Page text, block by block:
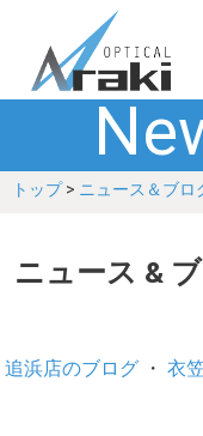
選ばれる理由
ブランド
ショップ
トップ> ニュース＆ブロ
ニュース &
追浜店のブログ ・ 衣